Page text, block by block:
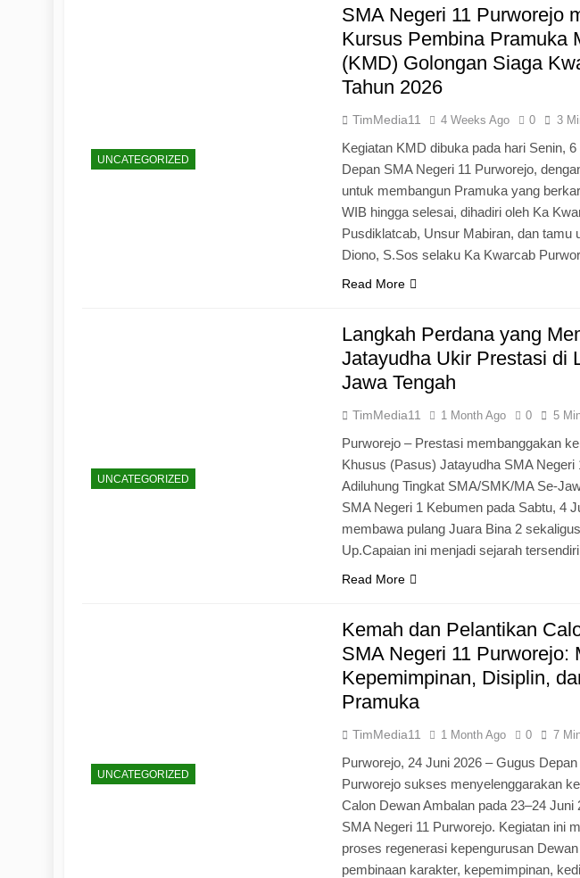
UNCATEGORIZED
SMA Negeri 11 Purworejo
Kursus Pembina Pramuka
(KMD) Golongan Siaga
Tahun 2026
TimMedia11 4 Weeks Ago 0 3
Kegiatan KMD dibuka pada hari Senin,
Depan SMA Negeri 11 Purworejo,
untuk membangun Pramuka yang
WIB hingga selesai, dihadiri oleh Ka
Pusdiklatcab, Unsur Mabiran, dan tamu
Diono, S.Sos selaku Ka Kwarcab
Read More
UNCATEGORIZED
Langkah Perdana yang
Jatayudha Ukir Prestasi di
Jawa Tengah
TimMedia11 1 Month Ago 0 5
Purworejo – Prestasi membanggakan
Khusus (Pasus) Jatayudha SMA Negeri
Adiluhung Tingkat SMA/SMK/MA Se-
SMA Negeri 1 Kebumen pada Sabtu, 4
membawa pulang Juara Bina 2
Up.Capaian ini menjadi sejarah
Read More
UNCATEGORIZED
Kemah dan Pelantikan
SMA Negeri 11 Purworejo:
Kepemimpinan, Disiplin,
Pramuka
TimMedia11 1 Month Ago 0 7
Purworejo, 24 Juni 2026 – Gugus
Purworejo sukses menyelenggarakan
Calon Dewan Ambalan pada 23–24
SMA Negeri 11 Purworejo. Kegiatan ini
proses regenerasi kepengurusan
pembinaan karakter, kepemimpinan,